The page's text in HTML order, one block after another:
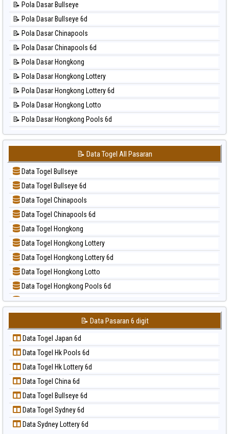
⚽ Bola Hitam Taipei
⚽ Bola Hitam Taiwan
📊 Statistik Kuda Lari
📊 Statistik Magnum Cambodia
📊 Statistik Nagoya
📊 Statistik New York Midday
📊 Statistik North Carolina Day
📊 Statistik Pcso
📊 Statistik Pennsylvania Day
📊 Statistik Sao Paulo
📊 Statistik Singapore
📊 Statistik Sydney
📊 Statistik Sydney Lottery
📊 Statistik Sydney Lottery 6d
📊 Statistik Sydney Lotto
📊 Statistik Sydney Pools 6d
📊 Statistik Taipei
📊 Statistik Taiwan
📝 Pola Dasar Bullseye
📝 Pola Dasar Bullseye 6d
📝 Pola Dasar Chinapools
📝 Pola Dasar Chinapools 6d
📝 Pola Dasar Hongkong
📝 Pola Dasar Hongkong Lottery
📝 Pola Dasar Hongkong Lottery 6d
📝 Pola Dasar Hongkong Lotto
📝 Pola Dasar Hongkong Pools 6d
📝 Pola Dasar Japan
📝 Pola Dasar Japan 6d
📝 Pola Dasar Korea
📝 Pola Dasar Kuda Lari
📝 Pola Dasar Magnum Cambodia
📝 Pola Dasar Nagoya
📝 Pola Dasar North Carolina Day
📝 Pola Dasar Pcso
📝 Pola Dasar Sao Paulo
📝 Pola Dasar Singapore
📝 Pola Dasar Sydney
📝 Pola Dasar Sydney Lottery
📝 Pola Dasar Sydney Lottery 6d
📝 Pola Dasar Sydney Lotto
📝 Pola Dasar Sydney Pools 6d
📝 Pola Dasar Taipei
📝 Pola Dasar Taiwan
📝 Data Togel All Pasaran
Data Togel Bullseye
Data Togel Bullseye 6d
Data Togel Chinapools
Data Togel Chinapools 6d
Data Togel Hongkong
Data Togel Hongkong Lottery
Data Togel Hongkong Lottery 6d
Data Togel Hongkong Lotto
Data Togel Hongkong Pools 6d
Data Togel Japan
Data Togel Japan 6d
Data Togel Korea
Data Togel Kuda Lari
Data Togel Magnum Cambodia
Data Togel Nagoya
Data Togel North Carolina Day
Data Togel Pcso
Data Togel Sao Paulo
Data Togel Singapore
📝 Data Pasaran 6 digit
Data Togel Japan 6d
Data Togel Hk Pools 6d
Data Togel Hk Lottery 6d
Data Togel China 6d
Data Togel Bullseye 6d
Data Togel Sydney 6d
Data Sydney Lottery 6d